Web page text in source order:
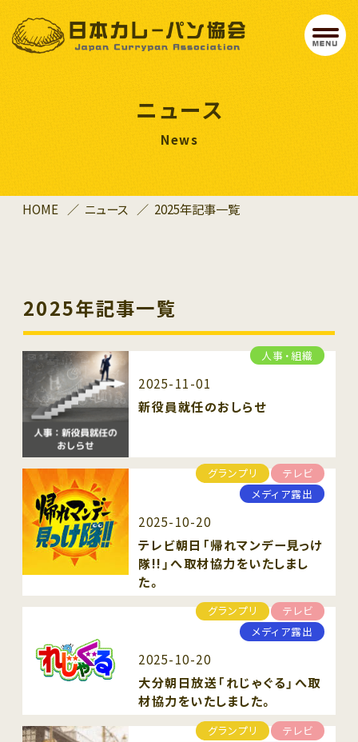
ニュース
HOME ニュース 2025年記事一覧
2025年記事一覧
人事・組織
2025-11-01
新役員就任のおしらせ
グランプリ
テレビ
メディア露出
2025-10-20
テレビ朝日「帰れマンデー見っけ
隊!!」へ取材協力をいたしまし
た。
グランプリ
テレビ
メディア露出
2025-10-20
大分朝日放送「れじゃぐる」へ取
材協力をいたしました。
グランプリ
テレビ